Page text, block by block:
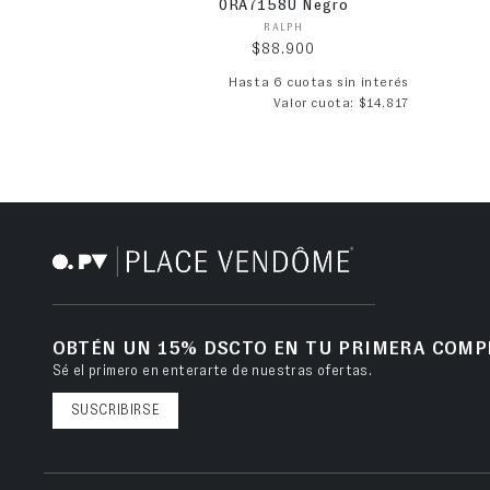
0RA7158U Negro
Proveedor:
RALPH
Precio habitual
$88.900
Hasta 6 cuotas sin interés
Valor cuota: $14.817
OBTÉN UN 15% DSCTO EN TU PRIMERA
Sé el primero en enterarte de nuestras ofertas.
SUSCRIBIRSE